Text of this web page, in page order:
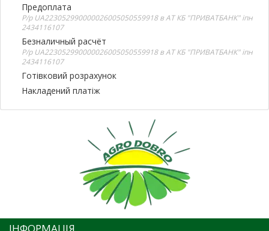
Предоплата
Р/р UA223052990000026005050559918 в АТ КБ "ПРИВАТБАНК" іпн
2434116107
Безналичный расчёт
Р/р UA223052990000026005050559918 в АТ КБ "ПРИВАТБАНК" іпн
2434116107
Готівковий розрахунок
Накладений платіж
ІНФОРМАЦІЯ